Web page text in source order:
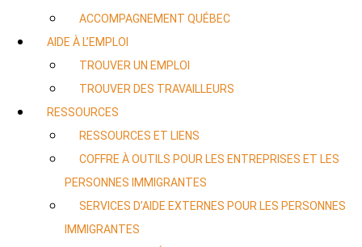
ACCOMPAGNEMENT QUÉBEC
AIDE À L’EMPLOI
TROUVER UN EMPLOI
TROUVER DES TRAVAILLEURS
RESSOURCES
RESSOURCES ET LIENS
COFFRE À OUTILS POUR LES ENTREPRISES ET LES
PERSONNES IMMIGRANTES
SERVICES D’AIDE EXTERNES POUR LES PERSONNES
IMMIGRANTES